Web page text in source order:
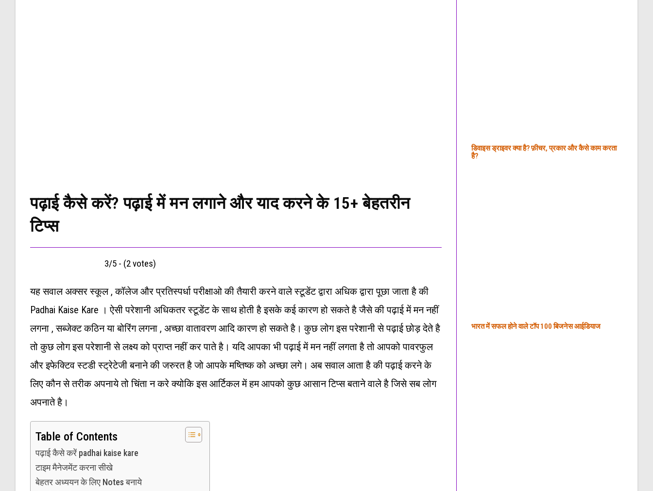
पढ़ाई कैसे करें? पढ़ाई में मन लगाने और याद करने के 15+ बेहतरीन
टिप्स
3/5 - (2 votes)
यह सवाल अक्सर स्कूल , कॉलेज और प्रतिस्पर्धा परीक्षाओ की तैयारी करने वाले स्टूडेंट द्वारा अधिक द्वारा पूछा जाता है की
Padhai Kaise Kare । ऐसी परेशानी अधिकतर स्टूडेंट के साथ होती है इसके कई कारण हो सकते है जैसे की पढ़ाई में मन नहीं
लगना , सब्जेक्ट कठिन या बोरिंग लगना , अच्छा वातावरण आदि कारण हो सकते है। कुछ लोग इस परेशानी से पढ़ाई छोड़ देते है
तो कुछ लोग इस परेशानी से लक्ष्य को प्राप्त नहीं कर पाते है। यदि आपका भी पढ़ाई में मन नहीं लगता है तो आपको पावरफुल
और इफेक्टिव स्टडी स्ट्रेटेजी बनाने की जरुरत है जो आपके मष्तिष्क को अच्छा लगे। अब सवाल आता है की पढ़ाई करने के
लिए कौन से तरीक अपनाये तो चिंता न करे क्योकि इस आर्टिकल में हम आपको कुछ आसान टिप्स बताने वाले है जिसे सब लोग
अपनाते है।
Table of Contents
पढ़ाई कैसे करें padhai kaise kare
टाइम मैनेजमेंट करना सीखे
बेहतर अध्ययन के लिए Notes बनाये
डिवाइस ड्राइवर क्या है? फ़ीचर, प्रकार और कैसे काम करता
है?
भारत में सफल होने वाले टॉप 100 बिजनेस आईडियाज